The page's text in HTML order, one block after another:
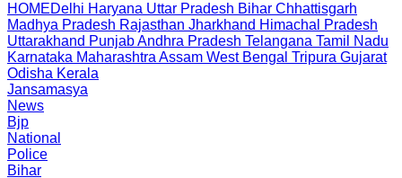
HOMEDelhi Haryana Uttar Pradesh Bihar Chhattisgarh
Madhya Pradesh Rajasthan Jharkhand Himachal Pradesh
Uttarakhand PunjabAndhra Pradesh Telangana Tamil Nadu
Karnataka Maharashtra Assam West Bengal Tripura Gujarat
Odisha Kerala
Jansamasya
News
Bjp
National
Police
Bihar